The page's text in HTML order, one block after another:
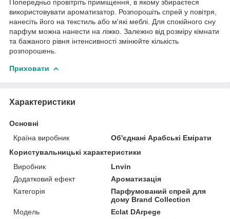
Попередньо провітріть приміщення, в якому збираєтеся
використовувати ароматизатор. Розпорошіть спрей у повітря,
нанесіть його на текстиль або м'які меблі. Для спокійного сну
парфум можна нанести на ліжко. Залежно від розміру кімнати
та бажаного рівня інтенсивності змінюйте кількість
розпорошень.
Приховати
Характеристики
Основні
Країна виробник
Об'єднані Арабські Емірати
Користувальницькі характеристики
Виробник
Lnvin
Додатковий ефект
Ароматизація
Категорія
Парфумований спрей для
дому Brand Collection
Мoдель
Eclat DArpege